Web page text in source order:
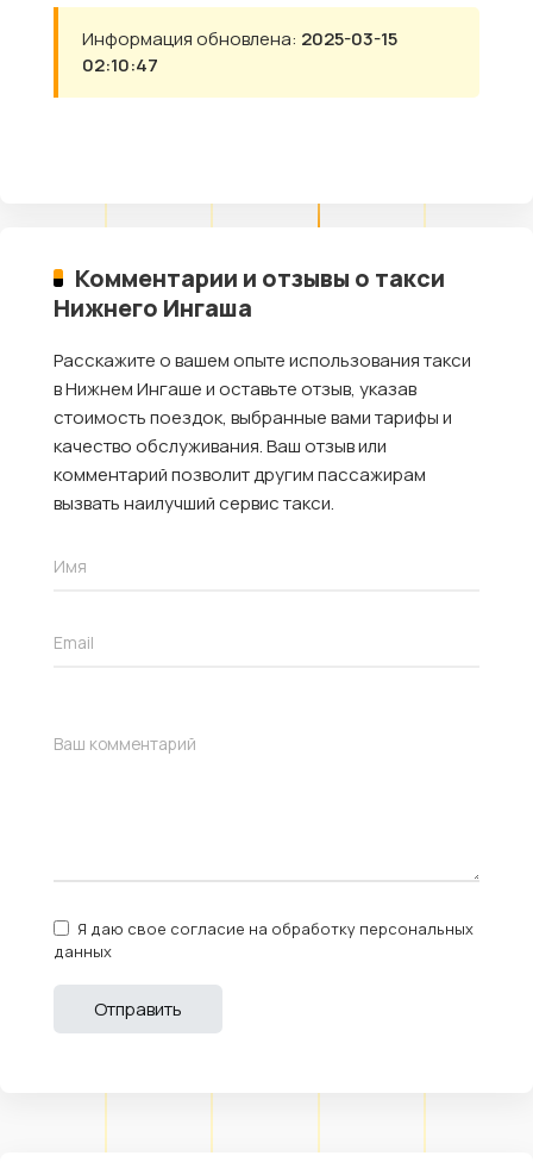
Информация обновлена: 2025-03-15
02:10:47
Комментарии и отзывы о такси
Нижнего Ингаша
Расскажите о вашем опыте использования такси
в Нижнем Ингаше и оставьте отзыв, указав
стоимость поездок, выбранные вами тарифы и
качество обслуживания. Ваш отзыв или
комментарий позволит другим пассажирам
вызвать наилучший сервис такси.
Я даю свое согласие на обработку персональных
данных